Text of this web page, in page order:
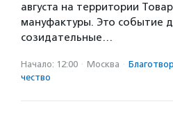
августа на территории
мануфактуры. Это событие
созидательные…
Начало: 12:00 · Москва ·
чест­во